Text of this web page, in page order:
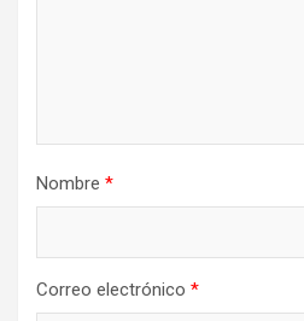
Nombre *
Correo electrónico *